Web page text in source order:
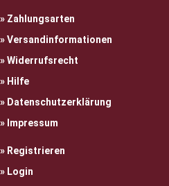
Zahlungsarten
Versandinformationen
Widerrufsrecht
Hilfe
Datenschutzerklärung
Impressum
Registrieren
Login